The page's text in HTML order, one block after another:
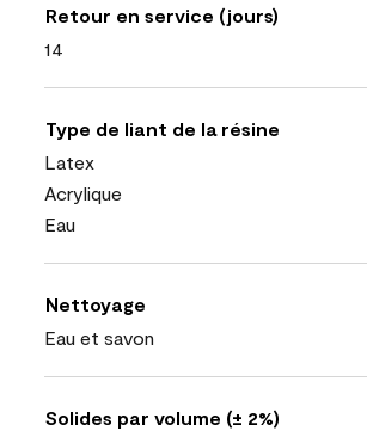
Retour en service (jours)
14
Type de liant de la résine
Latex
Acrylique
Eau
Nettoyage
Eau et savon
Solides par volume (± 2%)